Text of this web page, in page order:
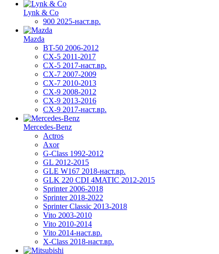
Lynk & Co
900 2025-наст.вр.
Mazda
BT-50 2006-2012
CX-5 2011-2017
CX-5 2017-наст.вр.
CX-7 2007-2009
CX-7 2010-2013
CX-9 2008-2012
CX-9 2013-2016
CX-9 2017-наст.вр.
Mercedes-Benz
Actros
Axor
G-Class 1992-2012
GL 2012-2015
GLE W167 2018-наст.вр.
GLK 220 CDI 4MATIC 2012-2015
Sprinter 2006-2018
Sprinter 2018-2022
Sprinter Classic 2013-2018
Vito 2003-2010
Vito 2010-2014
Vito 2014-наст.вр.
X-Class 2018-наст.вр.